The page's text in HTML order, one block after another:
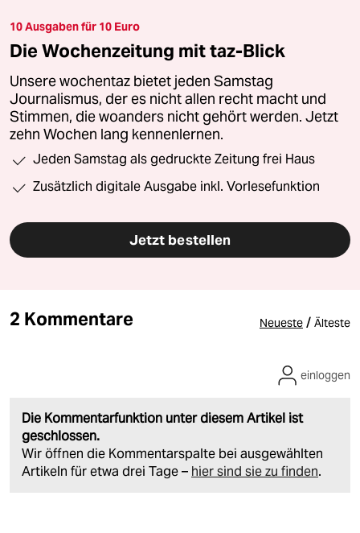
10 Ausgaben für 10 Euro
Die Wochenzeitung mit taz-Blick
Unsere wochentaz bietet jeden Samstag
Journalismus, der es nicht allen recht macht und
Stimmen, die woanders nicht gehört werden. Jetzt
zehn Wochen lang kennenlernen.
Jeden Samstag als gedruckte Zeitung frei Haus
Zusätzlich digitale Ausgabe inkl. Vorlesefunktion
Jetzt bestellen
2 Kommentare Neueste / Älteste
Die Kommentarfunktion unter diesem Artikel ist
geschlossen.
Wir öffnen die Kommentarspalte bei ausgewählten
Artikeln für etwa drei Tage – hier sind sie zu finden.
einloggen